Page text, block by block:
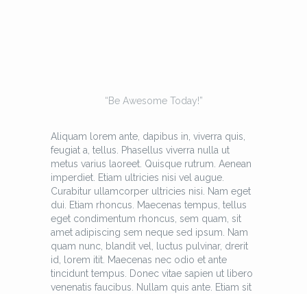
“Be Awesome Today!”
Aliquam lorem ante, dapibus in, viverra quis,
feugiat a, tellus. Phasellus viverra nulla ut
metus varius laoreet. Quisque rutrum. Aenean
imperdiet. Etiam ultricies nisi vel augue.
Curabitur ullamcorper ultricies nisi. Nam eget
dui. Etiam rhoncus. Maecenas tempus, tellus
eget condimentum rhoncus, sem quam, sit
amet adipiscing sem neque sed ipsum. Nam
quam nunc, blandit vel, luctus pulvinar, drerit
id, lorem itit. Maecenas nec odio et ante
tincidunt tempus. Donec vitae sapien ut libero
venenatis faucibus. Nullam quis ante. Etiam sit